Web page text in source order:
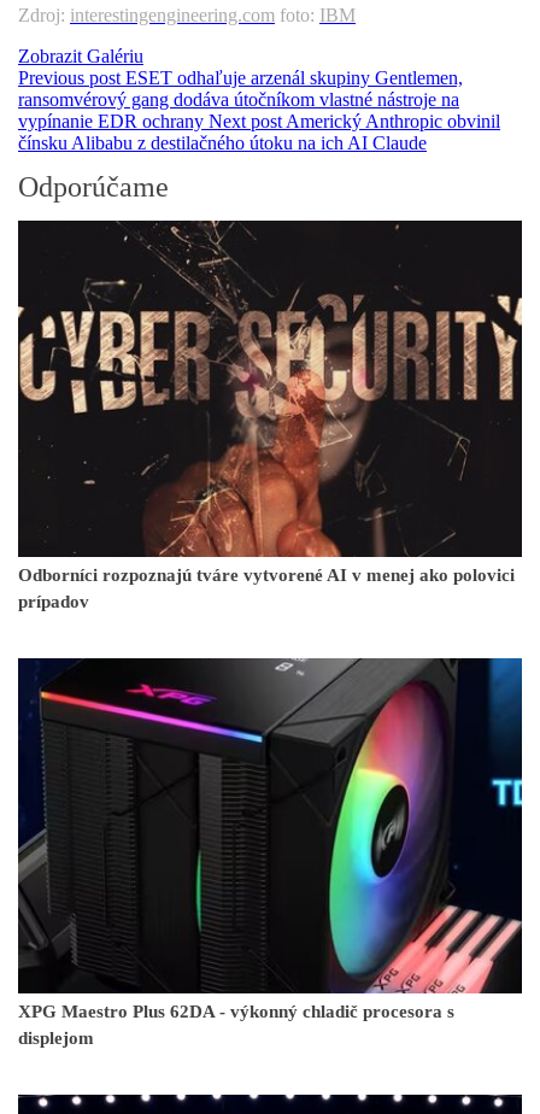
Zdroj: interestingengineering.com foto: IBM
Zobrazit Galériu
Previous post ESET odhaľuje arzenál skupiny Gentlemen,
ransomvérový gang dodáva útočníkom vlastné nástroje na
vypínanie EDR ochrany Next post Americký Anthropic obvinil
čínsku Alibabu z destilačného útoku na ich AI Claude
Odporúčame
Odborníci rozpoznajú tváre vytvorené AI v menej ako polovici
prípadov
XPG Maestro Plus 62DA - výkonný chladič procesora s
displejom